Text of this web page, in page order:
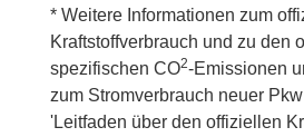
* Weitere Informationen zum
Kraftstoffverbrauch und zu den
spezifischen CO2-Emissionen
zum Stromverbrauch neuer
'Leitfaden über den offiziellen